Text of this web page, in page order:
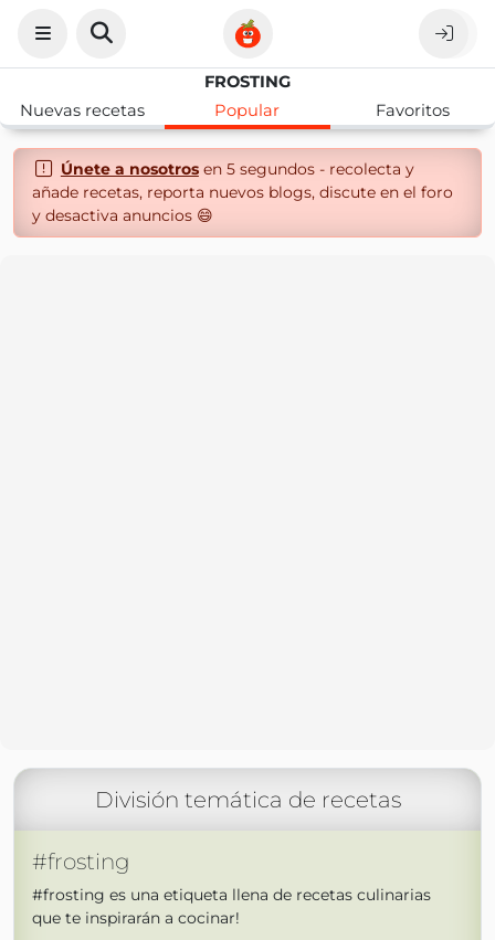
FROSTING
Nuevas recetas
Popular Favoritos
Únete a nosotrosen 5 segundos - recolecta y
añade recetas, reporta nuevos blogs, discute en el foro
y desactiva anuncios 😄
División temática de recetas
#frosting
#frosting es una etiqueta llena de recetas culinarias
que te inspirarán a cocinar!